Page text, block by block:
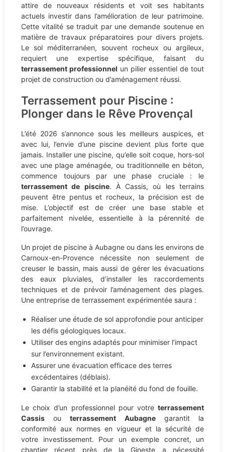
attire de nouveaux résidents et voit ses habitants
actuels investir dans l’amélioration de leur patrimoine.
Cette vitalité se traduit par une demande soutenue en
matière de travaux préparatoires pour divers projets.
Le sol méditerranéen, souvent rocheux ou argileux,
requiert une expertise spécifique, faisant du
terrassement professionnel un pilier essentiel de tout
projet de construction ou d’aménagement réussi.
Terrassement pour Piscine :
Plonger dans le Rêve Provençal
L’été 2026 s’annonce sous les meilleurs auspices, et
avec lui, l’envie d’une piscine devient plus forte que
jamais. Installer une piscine, qu’elle soit coque, hors-sol
avec une plage aménagée, ou traditionnelle en béton,
commence toujours par une phase cruciale : le
terrassement de piscine. À Cassis, où les terrains
peuvent être pentus et rocheux, la précision est de
mise. L’objectif est de créer une base stable et
parfaitement nivelée, essentielle à la pérennité de
l’ouvrage.
Un projet de piscine à Aubagne ou dans les environs de
Carnoux-en-Provence nécessite non seulement de
creuser le bassin, mais aussi de gérer les évacuations
des eaux pluviales, d’installer les raccordements
techniques et de prévoir l’aménagement des plages.
Une entreprise de terrassement expérimentée saura :
Réaliser une étude de sol approfondie pour anticiper
les défis géologiques locaux.
Utiliser des engins adaptés pour minimiser l’impact
sur l’environnement existant.
Assurer une évacuation efficace des terres
excédentaires (déblais).
Garantir la stabilité et la planéité du fond de fouille.
Le choix d’un professionnel pour votre terrassement
Cassis outerrassement Aubagnegarantit la
conformité aux normes en vigueur et la sécurité de
votre investissement. Pour un exemple concret, un
chantier récent près de la Gineste a nécessité